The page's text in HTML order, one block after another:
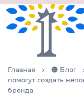
Главная 🟠 Блог
помогут создать
бренда